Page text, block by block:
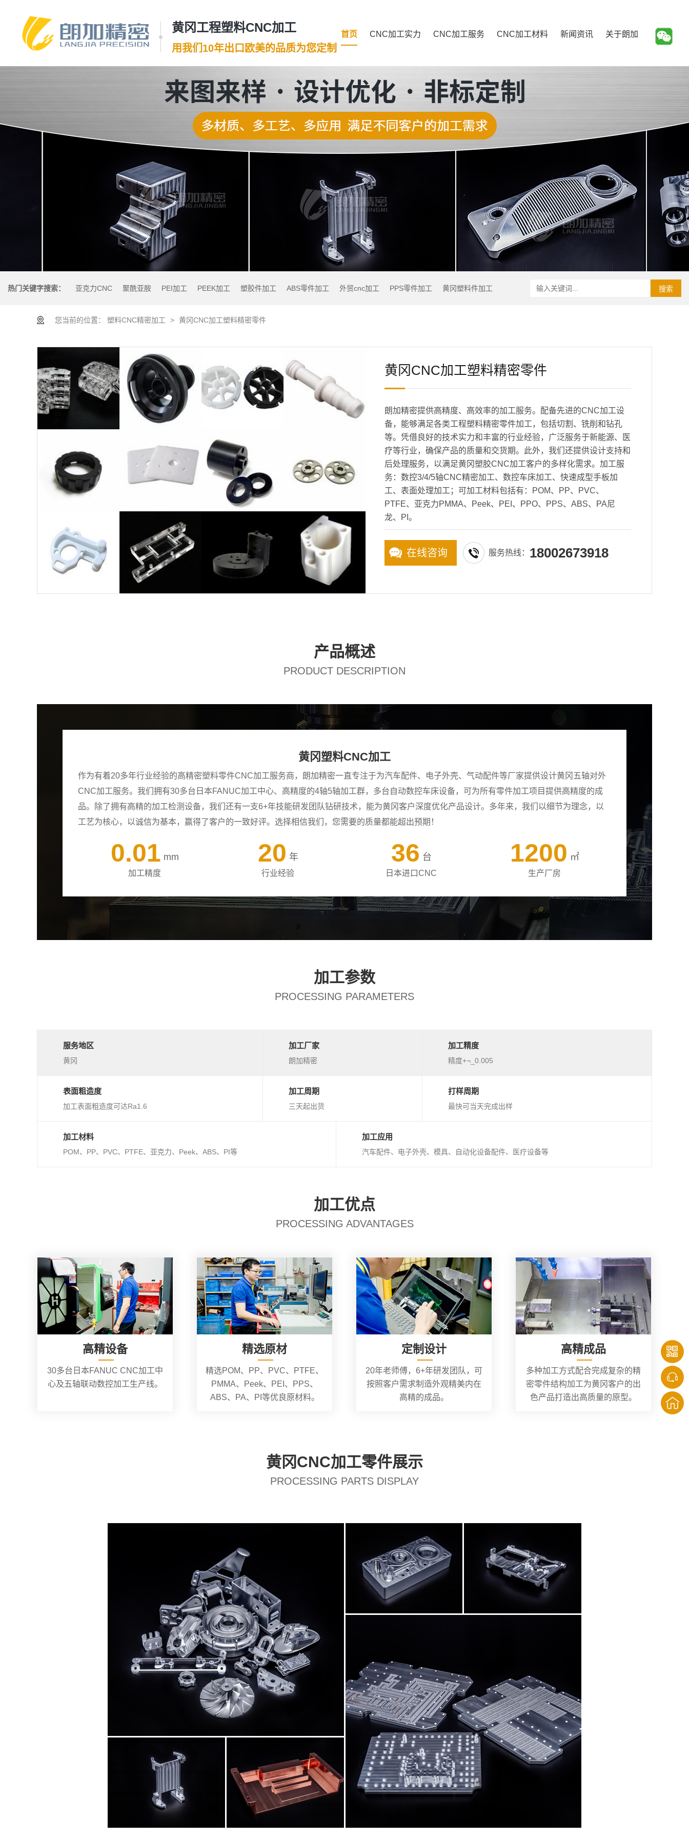
黄冈工程塑料CNC加工
用我们10年出口欧美的品质为您定制
首页 CNC加工实力 CNC加工服务 CNC加工材料 新闻资讯 关于朗加
热门关键字搜索： 亚克力CNC 聚酰亚胺 PEI加工 PEEK加工 塑胶件加工 ABS零件加工 外贸cnc加工 PPS零件加工 黄冈塑料件加工 搜索
您当前的位置： 塑料CNC精密加工 > 黄冈CNC加工塑料精密零件
黄冈CNC加工塑料精密零件
朗加精密提供高精度、高效率的加工服务。配备先进的CNC加工设
备，能够满足各类工程塑料精密零件加工，包括切割、铣削和钻孔
等。凭借良好的技术实力和丰富的行业经验，广泛服务于新能源、医
疗等行业，确保产品的质量和交货期。此外，我们还提供设计支持和
后处理服务，以满足黄冈塑胶CNC加工客户的多样化需求。加工服
务：数控3/4/5轴CNC精密加工、数控车床加工、快速成型手板加
工、表面处理加工；可加工材料包括有：POM、PP、PVC、
PTFE、亚克力PMMA、Peek、PEI、PPO、PPS、ABS、PA尼
龙、PI。
在线咨询 服务热线： 18002673918
产品概述
PRODUCT DESCRIPTION
黄冈塑料CNC加工
作为有着20多年行业经验的高精密塑料零件CNC加工服务商，朗加精密一直专注于为汽车配件、电子外壳、气动配件等厂家提供设计黄冈五轴对外
CNC加工服务。我们拥有30多台日本FANUC加工中心、高精度的4轴5轴加工群，多台自动数控车床设备，可为所有零件加工项目提供高精度的成
品。除了拥有高精的加工检测设备，我们还有一支6+年技能研发团队钻研技术，能为黄冈客户深度优化产品设计。多年来，我们以细节为理念，以
工艺为核心，以诚信为基本，赢得了客户的一致好评。选择相信我们，您需要的质量都能超出预期！
0.01 mm
加工精度
20 年
行业经验
36 台
日本进口CNC
1200 ㎡
生产厂房
加工参数
PROCESSING PARAMETERS
服务地区
黄冈
加工厂家
朗加精密
加工精度
精度+¬_0.005
表面粗造度
加工表面粗造度可达Ra1.6
加工周期
三天起出货
打样周期
最快可当天完成出样
加工材料
POM、PP、PVC、PTFE、亚克力、Peek、ABS、PI等
加工应用
汽车配件、电子外壳、模具、自动化设备配件、医疗设备等
加工优点
PROCESSING ADVANTAGES
高精设备
30多台日本FANUC CNC加工中
心及五轴联动数控加工生产线。
精选原材
精选POM、PP、PVC、PTFE、
PMMA、Peek、PEI、PPS、
ABS、PA、PI等优良原材料。
定制设计
20年老师傅，6+年研发团队，可
按照客户需求制造外观精美内在
高精的成品。
高精成品
多种加工方式配合完成复杂的精
密零件结构加工为黄冈客户的出
色产品打造出高质量的原型。
黄冈CNC加工零件展示
PROCESSING PARTS DISPLAY